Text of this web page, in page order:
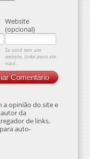
Website
(opcional)
Se você tem um
website, linke para ele
aqui.
Comentário
a opinião do site e
da
de links.
auto-